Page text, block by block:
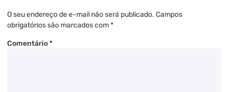
O seu endereço de e-mail não será publicado. Campos
obrigatórios são marcados com*
Comentário*